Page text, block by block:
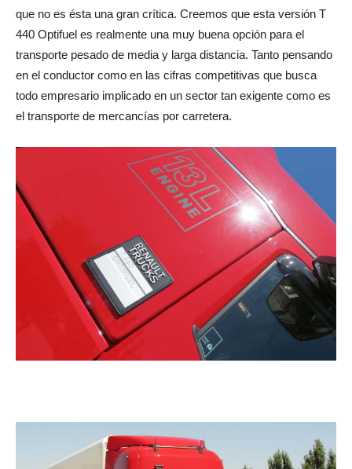
que no es ésta una gran crítica. Creemos que esta versión T
440 Optifuel es realmente una muy buena opción para el
transporte pesado de media y larga distancia. Tanto pensando
en el conductor como en las cifras competitivas que busca
todo empresario implicado en un sector tan exigente como es
el transporte de mercancías por carretera.